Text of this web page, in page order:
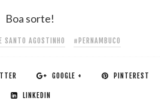
Boa sorte!
SANTO AGOSTINHO #PERNAMBUCO
GOOGLE + PINTEREST
LINKEDIN